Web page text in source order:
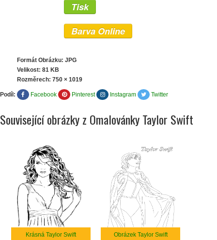
Tisk
Barva Online
Formát Obrázku: JPG
Velikost: 81 KB
Rozměrech: 750 × 1019
Podíl: Facebook Pinterest Instagram Twitter
Související obrázky z Omalovánky Taylor Swift
Krásná Taylor Swift Obrázek Taylor Swift